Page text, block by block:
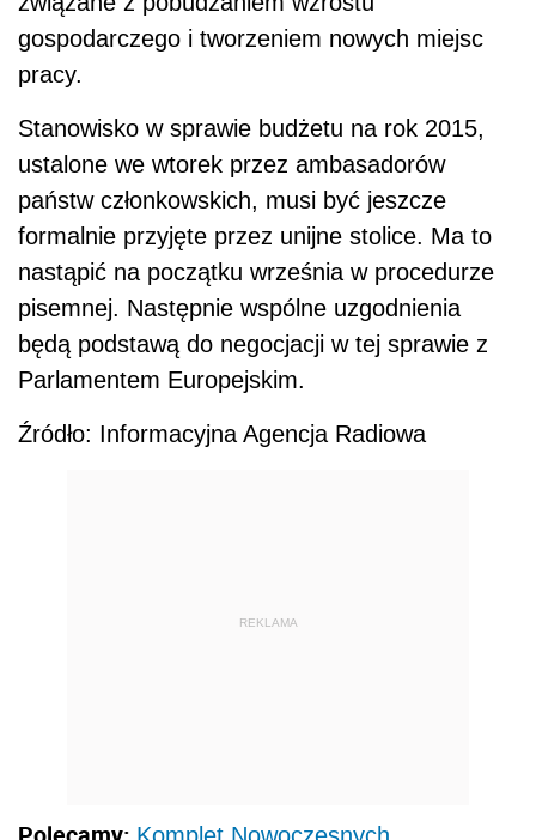
gospodarczego i tworzeniem nowych miejsc
pracy.
Stanowisko w sprawie budżetu na rok 2015,
ustalone we wtorek przez ambasadorów
państw członkowskich, musi być jeszcze
formalnie przyjęte przez unijne stolice. Ma to
nastąpić na początku września w procedurze
pisemnej. Następnie wspólne uzgodnienia
będą podstawą do negocjacji w tej sprawie z
Parlamentem Europejskim.
Źródło: Informacyjna Agencja Radiowa
REKLAMA